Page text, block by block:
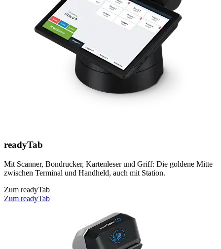
readyTab
Mit Scanner, Bondrucker, Kartenleser und Griff: Die goldene Mitte
zwischen Terminal und Handheld, auch mit Station.
Zum readyTab
Zum readyTab